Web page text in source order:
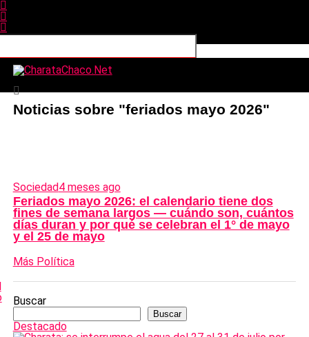
Noticias sobre "feriados mayo 2026"
Sociedad4 meses ago
Feriados mayo 2026: el calendario tiene dos
fines de semana largos — cuándo son, cuántos
días duran y por qué se celebran el 1° de mayo
y el 25 de mayo
Más Política
Buscar
Buscar
Destacado